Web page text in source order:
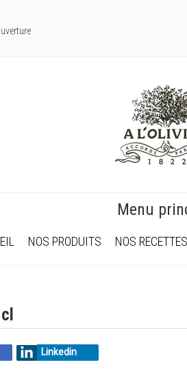
Menu
NOS PRODUITS NOS RECETTES
Linkedin